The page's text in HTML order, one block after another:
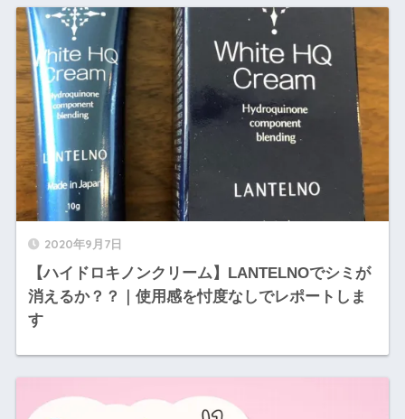
2020年9月7日
【ハイドロキノンクリーム】LANTELNOでシミが
消えるか？？｜使用感を忖度なしでレポートしま
す